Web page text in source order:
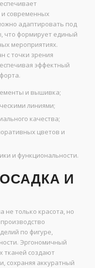
и современных
адаптировать под
что формирует единый
мероприятиях.
с точки зрения
эффектный
и вышивка;
линиями;
качества;
цветов и
и функциональности.
И
не только красота, но
по фигуре,
Эргономичный
тканей создают
сохраняя аккуратный